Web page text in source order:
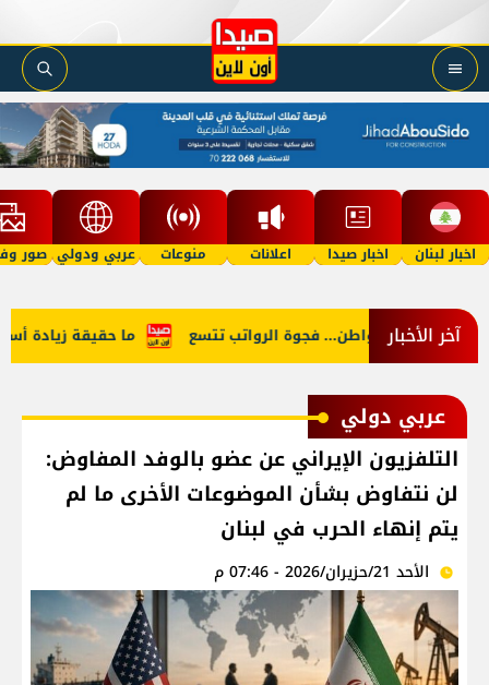
اخبار لبنان اخبار صيدا اعلانات منوعات عربي ودولي صور
آخر الأخبار ما حقيقة زيادة أسعار النائب والمواطن... فجوة الرواتب تتسع
عربي دولي
التلفزيون الإيراني عن عضو بالوفد المفاوض:
لن نتفاوض بشأن الموضوعات الأخرى ما لم
يتم إنهاء الحرب في لبنان
الأحد 21/حزيران/2026 - 07:46 م